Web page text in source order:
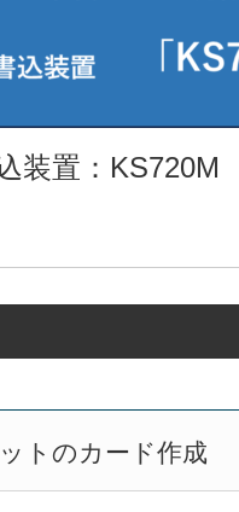
装置：KS720M
トのカード作成